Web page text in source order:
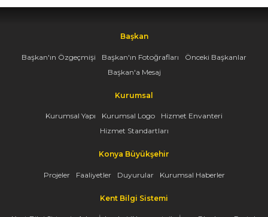
Başkan
Başkan'ın Özgeçmişi Başkan'ın Fotoğrafları
Önceki Başkanlar
Başkan'a Mesaj
Kurumsal
Kurumsal Yapı Kurumsal Logo
Hizmet Envanteri
Hizmet Standartları
Konya Büyükşehir
Projeler Faaliyetler Duyurular Kurumsal Haberler
Kent Bilgi Sistemi